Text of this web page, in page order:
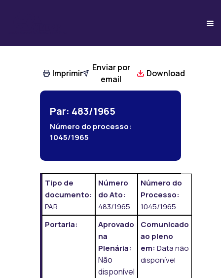
Imprimir
Enviar por
email
Download
Par: 483/1965
Número do processo:
1045/1965
Tipo de
documento:
PAR
Número
do Ato:
483/1965
Número do
Processo:
1045/1965
Portaria:
Aprovado
na
Plenária:
Não
disponível
Comunicado
ao pleno
em: Data não
disponível